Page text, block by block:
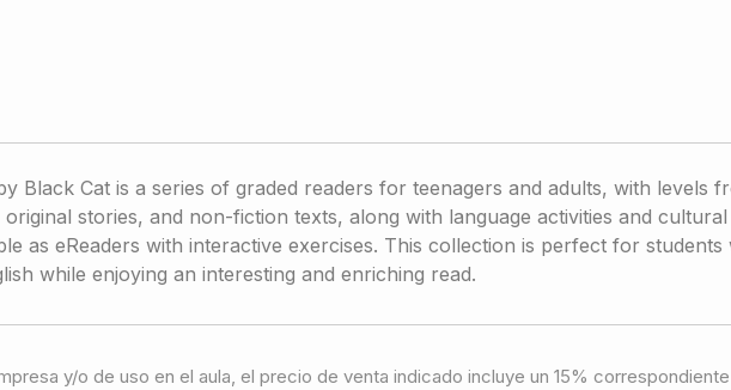
Black Cat is a series of graded readers for teenagers and adults, with levels
original stories, and non-fiction texts, along with language activities and
as eReaders with interactive exercises. This collection is perfect for
while enjoying an interesting and enriching read.
y/o de uso en el aula, el precio de venta indicado incluye un 15%